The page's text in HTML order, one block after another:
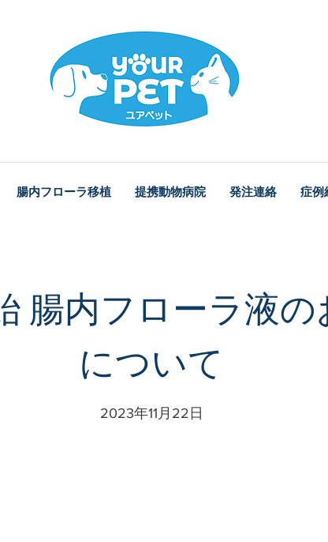
腸内フローラ移植 提携動物病院 発注連絡 症例
腸内フローラ液の
について
2023年11月22日